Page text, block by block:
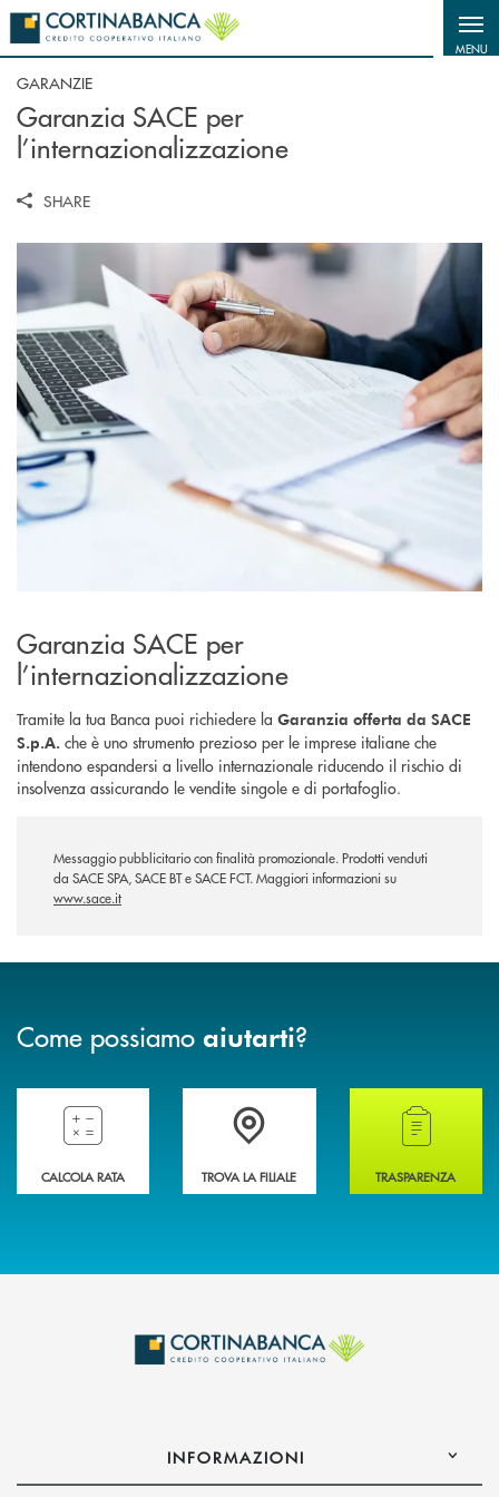
Salta al contenuto principale
MENU
GARANZIE
Garanzia SACE per
l’internazionalizzazione
SHARE
Garanzia SACE per
l’internazionalizzazione
Tramite la tua Banca puoi richiedere la Garanzia offerta da SACE
S.p.A. che è uno strumento prezioso per le imprese italiane che
intendono espandersi a livello internazionale riducendo il rischio di
insolvenza assicurando le vendite singole e di portafoglio.
Messaggio pubblicitario con finalità promozionale. Prodotti venduti
da SACE SPA, SACE BT e SACE FCT. Maggiori informazioni su
www.sace.it
Come possiamo aiutarti?
Compila il preventivatore e calcola la rata del mutuo
CALCOLA RATA
Accedi all' elenco completo delle filiali della
TROVA LA FILIALE
Hai bisogno di
TRASPARENZA
INFORMAZIONI